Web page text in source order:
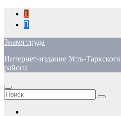
Перейти
содержимому
Знамя труда
Интернет-издание Усть-Таркского
района